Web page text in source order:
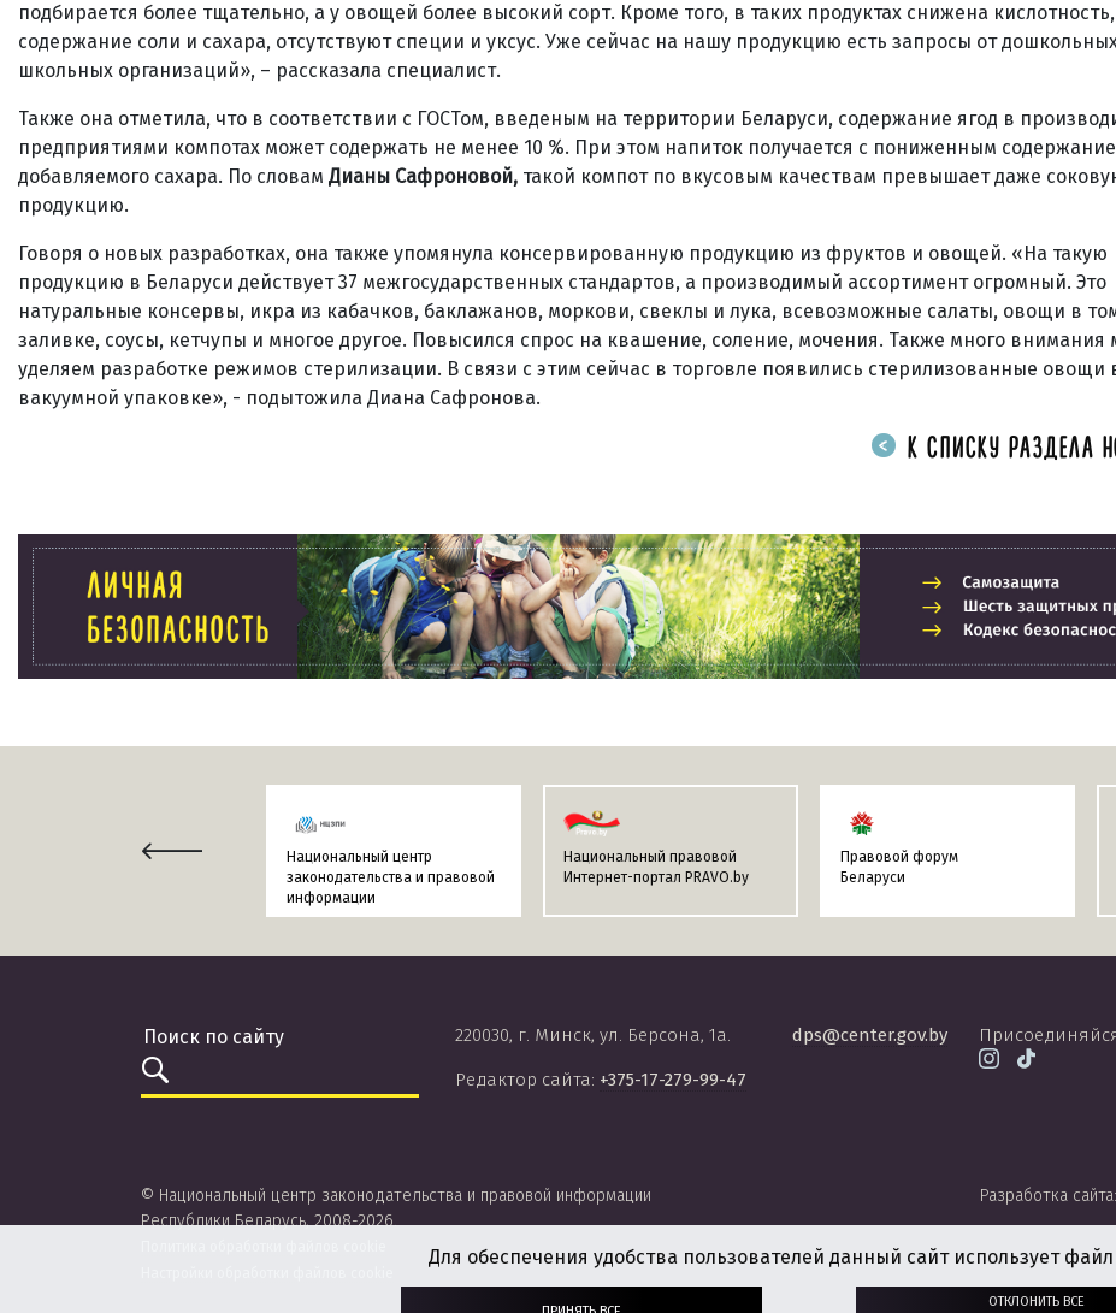
подбирается более тщательно, а у овощей более высокий сорт. Кроме того, в таких продуктах снижена кислотность,
содержание соли и сахара, отсутствуют специи и уксус. Уже сейчас на нашу продукцию есть запросы от
школьных организаций», – рассказала специалист.
Также она отметила, что в соответствии с ГОСТом, введеным на территории Беларуси, содержание ягод в
предприятиями компотах может содержать не менее 10 %. При этом напиток получается с пониженным
добавляемого сахара. По словам Дианы Сафроновой, такой компот по вкусовым качествам превышает даже
продукцию.
Говоря о новых разработках, она также упомянула консервированную продукцию из фруктов и овощей. «На такую
продукцию в Беларуси действует 37 межгосударственных стандартов, а производимый ассортимент огромный. Это
натуральные консервы, икра из кабачков, баклажанов, моркови, свеклы и лука, всевозможные салаты, овощи в
заливке, соусы, кетчупы и многое другое. Повысился спрос на квашение, соление, мочения. Также много внимания
уделяем разработке режимов стерилизации. В связи с этим сейчас в торговле появились стерилизованные овощи
вакуумной упаковке», - подытожила Диана Сафронова.
К СПИСКУ РАЗДЕЛА
Национальный центр
законодательства и правовой
информации
Национальный правовой
Интернет-портал PRAVO.by
Правовой форум
Беларуси
220030, г. Минск, ул. Берсона, 1а.
Редактор сайта: +375-17-279-99-47
dps@center.gov.by
© Национальный центр законодательства и правовой информации
Республики Беларусь, 2008-2026.
Разработка сайта:
Для обеспечения удобства пользователей данный сайт использует
ОТКЛОНИТЬ ВСЕ